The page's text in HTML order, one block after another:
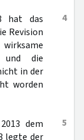
4
hat das
Revision
und die
in der
worden
5
dem
legte der